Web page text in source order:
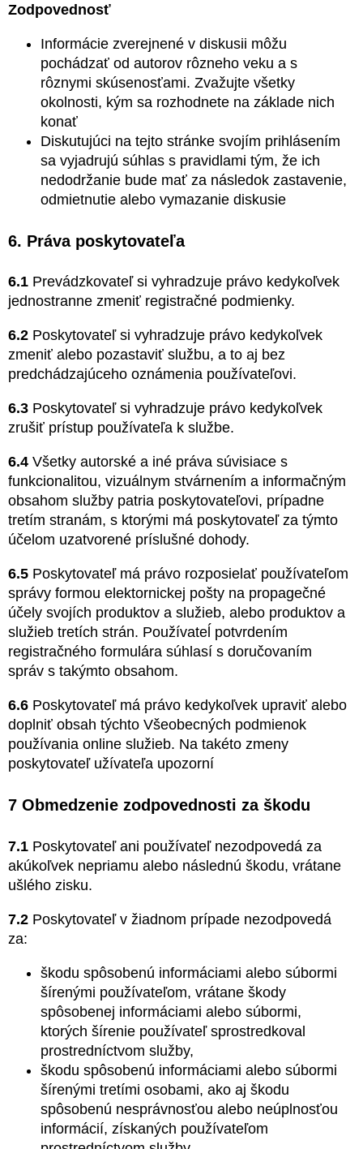
Zodpovednosť
Informácie zverejnené v diskusii môžu
pochádzať od autorov rôzneho veku a s
rôznymi skúsenosťami. Zvažujte všetky
okolnosti, kým sa rozhodnete na základe nich
konať
Diskutujúci na tejto stránke svojím prihlásením
sa vyjadrujú súhlas s pravidlami tým, že ich
nedodržanie bude mať za následok zastavenie,
odmietnutie alebo vymazanie diskusie
6. Práva poskytovateľa
6.1 Prevádzkovateľ si vyhradzuje právo kedykoľvek
jednostranne zmeniť registračné podmienky.
6.2 Poskytovateľ si vyhradzuje právo kedykoľvek
zmeniť alebo pozastaviť službu, a to aj bez
predchádzajúceho oznámenia používateľovi.
6.3 Poskytovateľ si vyhradzuje právo kedykoľvek
zrušiť prístup používateľa k službe.
6.4 Všetky autorské a iné práva súvisiace s
funkcionalitou, vizuálnym stvárnením a informačným
obsahom služby patria poskytovateľovi, prípadne
tretím stranám, s ktorými má poskytovateľ za týmto
účelom uzatvorené príslušné dohody.
6.5 Poskytovateľ má právo rozposielať používateľom
správy formou elektornickej pošty na propagečné
účely svojích produktov a služieb, alebo produktov a
služieb tretích strán. Používateĺ potvrdením
registračného formulára súhlasí s doručovaním
správ s takýmto obsahom.
6.6 Poskytovateľ má právo kedykoľvek upraviť alebo
doplniť obsah týchto Všeobecných podmienok
používania online služieb. Na takéto zmeny
poskytovateľ užívateľa upozorní
7 Obmedzenie zodpovednosti za škodu
7.1 Poskytovateľ ani používateľ nezodpovedá za
akúkoľvek nepriamu alebo následnú škodu, vrátane
ušlého zisku.
7.2 Poskytovateľ v žiadnom prípade nezodpovedá
za:
škodu spôsobenú informáciami alebo súbormi
šírenými používateľom, vrátane škody
spôsobenej informáciami alebo súbormi,
ktorých šírenie používateľ sprostredkoval
prostredníctvom služby,
škodu spôsobenú informáciami alebo súbormi
šírenými tretími osobami, ako aj škodu
spôsobenú nesprávnosťou alebo neúplnosťou
informácií, získaných používateľom